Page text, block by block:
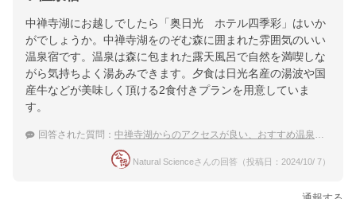
中禅寺湖にお越しでしたら「奥日光 ホテル四季彩」はいか
がでしょうか。中禅寺湖をのぞむ森に囲まれた雰囲気のいい
温泉宿です。温泉は森に包まれた露天風呂で自然を満喫しな
がら気持ちよく湯あみできます。夕食は日光名産の湯波や国
産牛などが美味しく頂ける2食付きプランを用意していま
す。
回答された質問： 中禅寺湖からのアクセスが良い、おすすめ温泉宿を教えてください
Natural Scienceさんの回答（投稿日：2024/10/ 7）